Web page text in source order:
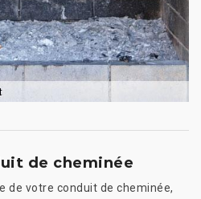
de cheminée
de votre conduit de cheminée,